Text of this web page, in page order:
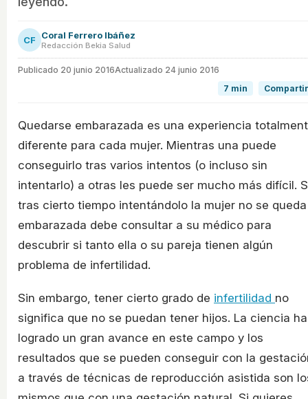
CF Coral Ferrero Ibáñez
Redacción Bekia Salud
Publicado 20 junio 2016Actualizado 24 junio 2016
7 min
Quedarse embarazada es una experiencia
diferente para cada mujer. Mientras una puede
conseguirlo tras varios intentos (o incluso sin
intentarlo) a otras les puede ser mucho más difícil.
tras cierto tiempo intentándolo la mujer no se queda
embarazada debe consultar a su médico para
descubrir si tanto ella o su pareja tienen algún
problema de infertilidad.
Sin embargo, tener cierto grado de infertilidad no
significa que no se puedan tener hijos. La ciencia ha
logrado un gran avance en este campo y los
resultados que se pueden conseguir con la
a través de técnicas de reproducción asistida son